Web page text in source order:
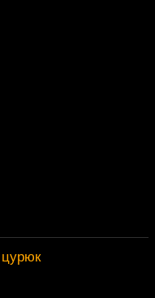
цурюк